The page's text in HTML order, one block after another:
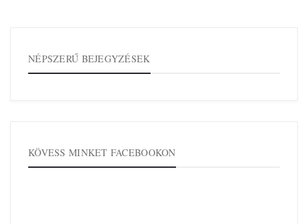
NÉPSZERŰ BEJEGYZÉSEK
KÖVESS MINKET FACEBOOKON